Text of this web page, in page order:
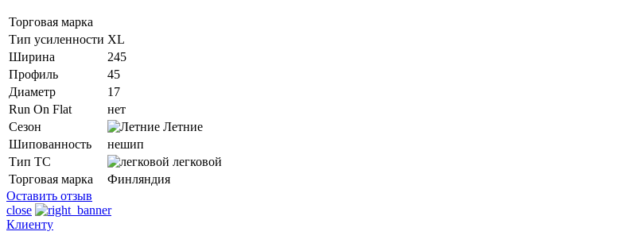
Торговая марка
Тип усиленности XL
Ширина
245
Профиль
45
Диаметр
17
Run On Flat
нет
Сезон
Летние
Шипованность
нешип
Тип ТС
легковой
Торговая марка
Финляндия
Оставить отзыв
close
Клиенту